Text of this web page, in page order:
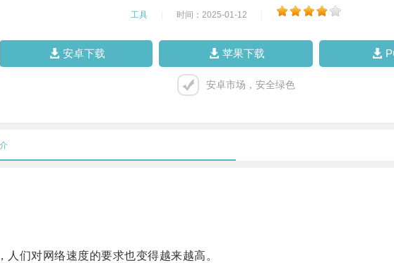
工具 时间：2025-01-12
安卓下载 苹果下载
安卓市场，安全绿色
们对网络速度的要求也变得越来越高。